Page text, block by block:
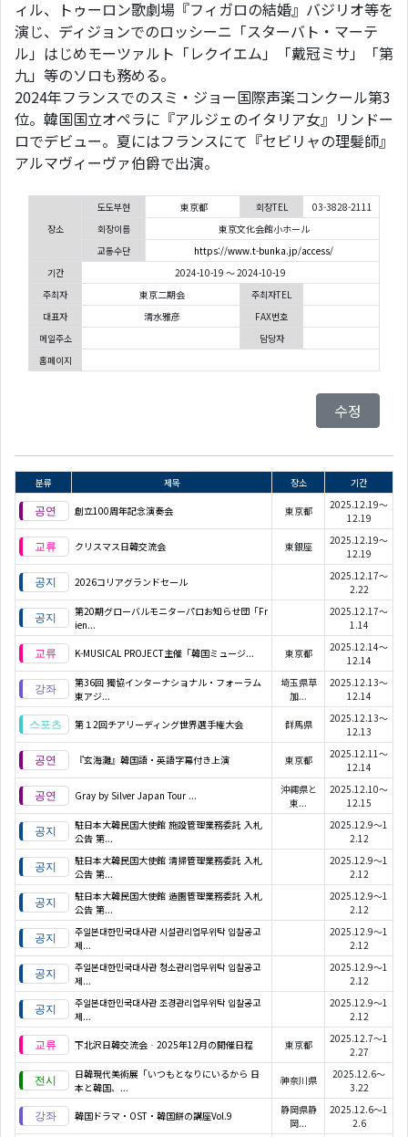
ィル、トゥーロン歌劇場『フィガロの結婚』バジリオ等を
演じ、ディジョンでのロッシーニ「スターバト・マーテ
ル」はじめモーツァルト「レクイエム」「戴冠ミサ」「第
九」等のソロも務める。
2024年フランスでのスミ・ジョー国際声楽コンクール第3
位。韓国国立オペラに『アルジェのイタリア女』リンドー
ロでデビュー。夏にはフランスにて『セビリャの理髪師』
アルマヴィーヴァ伯爵で出演。
장소
도도부현 東京都 회장TEL
03-3828-2111
회장이름
東京文化会館小ホール
교통수단
https://www.t-bunka.jp/access/
기간
2024-10-19 ～ 2024-10-19
주최자
東京二期会
주최자TEL
대표자
清水雅彦
FAX번호
메일주소
담당자
홈페이지
수정
분류 제목 장소 기간
創立100周年記念演奏会 東京都
2025.12.19～
12.19
クリスマス日韓交流会 東銀座
2025.12.19～
12.19
2026コリアグランドセール
2025.12.17～
2.22
第20期グローバルモニターパロお知らせ団「Fr
ien...
2025.12.17～
1.14
K-MUSICAL PROJECT主催「韓国ミュージ... 東京都
2025.12.14～
12.14
第36回 獨協インターナショナル・フォーラム
東アジ...
埼玉県草
加...
2025.12.13～
12.14
第１2回チアリーディング世界選手権大会 群馬県
2025.12.13～
12.13
『玄海灘』韓国語・英語字幕付き上演 東京都
2025.12.11～
12.14
Gray by Silver Japan Tour ...
沖縄県と
東...
2025.12.10～
12.15
駐日本大韓民国大使館 施設管理業務委託 入札
公告 第...
2025.12.9～1
2.12
駐日本大韓民国大使館 清掃管理業務委託 入札
公告 第...
2025.12.9～1
2.12
駐日本大韓民国大使館 造園管理業務委託 入札
公告 第...
2025.12.9～1
2.12
주일본대한민국대사관 시설관리업무위탁 입찰공고
제...
2025.12.9～1
2.12
주일본대한민국대사관 청소관리업무위탁 입찰공고
제...
2025.12.9～1
2.12
주일본대한민국대사관 조경관리업무위탁 입찰공고
제...
2025.12.9～1
2.12
下北沢日韓交流会‐2025年12月の開催日程 東京都
2025.12.7～1
2.27
日韓現代美術展「いつもとなりにいるから 日
本と韓国、...
神奈川県
2025.12.6～
3.22
韓国ドラマ・OST・韓国餅の講座Vol.9
静岡県静
岡...
2025.12.6～1
2.6